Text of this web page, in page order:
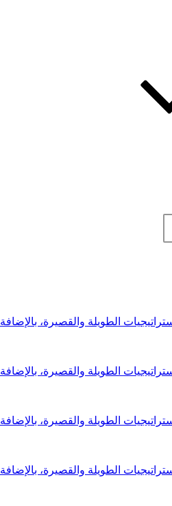
الطويلة والقصيرة،
الطويلة والقصيرة،
الطويلة والقصيرة،
الطويلة والقصيرة،